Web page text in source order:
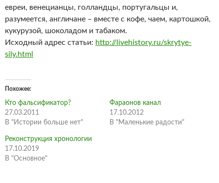
евреи, венецианцы, голландцы, португальцы и,
разумеется, англичане – вместе с кофе, чаем, картошкой,
кукурузой, шоколадом и табаком.
Исходный адрес статьи: http://livehistory.ru/skrytye-
sily.html
Похожее
Кто фальсификатор?
27.03.2011
В "Истории больше нет"
Фараонов канал
17.10.2012
В "Маленькие радости"
Реконструкция хронологии
17.10.2019
В "Основное"